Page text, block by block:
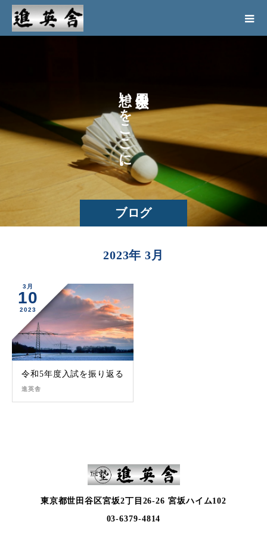
ブログ
の
い
を
こ
こ
に
。
2023年 3月
3月
10
2023
令和5年度入試を振り返る
進英舎
東京都世田谷区宮坂2丁目26-26 宮坂ハイム102
03-6379-4814